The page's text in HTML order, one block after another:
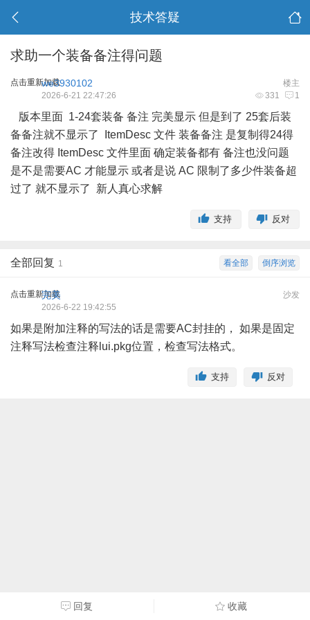
技术答疑
求助一个装备备注得问题
点击重新加载 楼主
we3930102
331 1
2026-6-21 22:47:26
版本里面 1-24套装备 备注 完美显示 但是到了 25套后装
备备注就不显示了 ItemDesc 文件 装备备注 是复制得24得
备注改得 ItemDesc 文件里面 确定装备都有 备注也没问题
是不是需要AC 才能显示 或者是说 AC 限制了多少件装备超
过了 就不显示了 新人真心求解
反对
支持
倒序浏览
看全部
全部回复 1
点击重新加载 沙发
完美
2026-6-22 19:42:55
如果是附加注释的写法的话是需要AC封挂的， 如果是固定
注释写法检查注释lui.pkg位置，检查写法格式。
反对
支持
回复 收藏